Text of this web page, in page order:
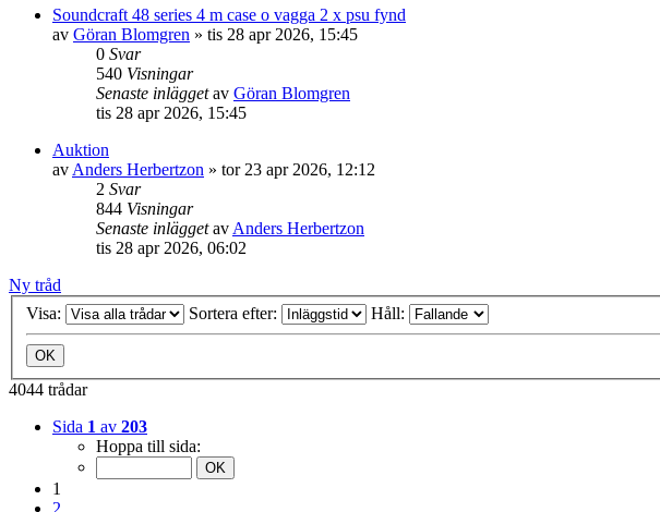
Soundcraft 48 series 4 m case o vagga 2 x psu fynd
av Göran Blomgren » tis 28 apr 2026, 15:45
0 Svar
540 Visningar
Senaste inläggetav Göran Blomgren
tis 28 apr 2026, 15:45
Auktion
av Anders Herbertzon » tor 23 apr 2026, 12:12
2 Svar
844 Visningar
Senaste inläggetav Anders Herbertzon
tis 28 apr 2026, 06:02
Ny tråd
Visa:
Sortera efter: Håll:
4044 trådar
Sida 1 av 203
Hoppa till sida:
1
2